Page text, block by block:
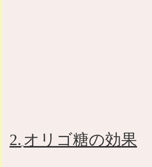
2. オリゴ糖の効果